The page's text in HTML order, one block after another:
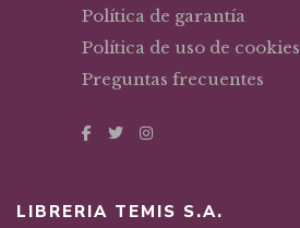
Política de garantía
Política de uso de cookies
Preguntas frecuentes
LIBRERIA TEMIS S.A.